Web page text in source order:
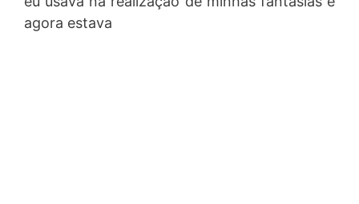
agora estava